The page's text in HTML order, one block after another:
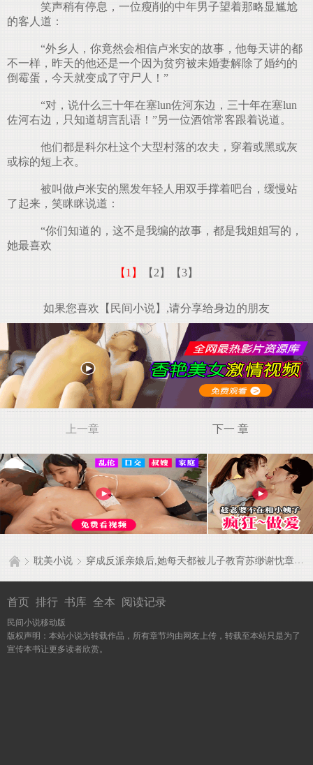
笑声稍有停息，一位瘦削的中年男子望着那略显尴尬
的客人道：
“外乡人，你竟然会相信卢米安的故事，他每天讲的都
不一样，昨天的他还是一个因为贫穷被未婚妻解除了婚约的
倒霉蛋，今天就变成了守尸人！”
“对，说什么三十年在塞lun佐河东边，三十年在塞lun
佐河右边，只知道胡言乱语！”另一位酒馆常客跟着说道。
他们都是科尔杜这个大型村落的农夫，穿着或黑或灰
或棕的短上衣。
被叫做卢米安的黑发年轻人用双手撑着吧台，缓慢站
了起来，笑眯眯说道：
“你们知道的，这不是我编的故事，都是我姐姐写的，
她最喜欢
【1】 【2】 【3】
如果您喜欢【民间小说】,请分享给身边的朋友
上一章 下一 章
耽美小说 穿成反派亲娘后,她每天都被儿子教育苏缈谢忱章节目录
首页 排行 书库 全本 阅读记录
民间小说移动版
版权声明：本站小说为转载作品，所有章节均由网友上传，转载至本站只是为了
宣传本书让更多读者欣赏。